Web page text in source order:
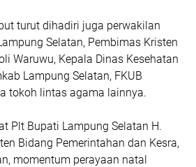
turut dihadiri juga perwakilan
Selatan, Pembimas Kristen
Waruwu, Kepala Dinas Kesehatan
Lampung Selatan, FKUB
tokoh lintas agama lainnya.
Plt Bupati Lampung Selatan H.
Bidang Pemerintahan dan Kesra,
momentum perayaan natal